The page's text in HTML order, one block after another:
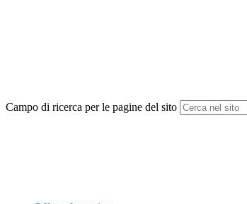
Campo di ricerca per le pagine del sito